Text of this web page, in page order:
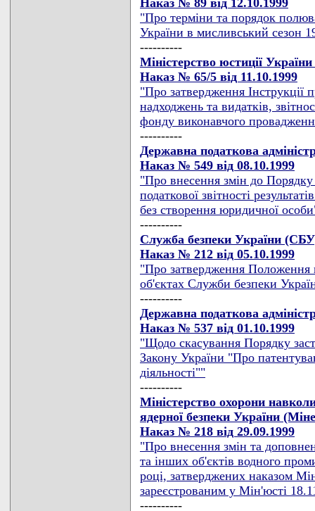
Наказ № 89 від 12.10.1999
"Про терміни та порядок
України в мисливський сезон
----------
Міністерство юстиції
Наказ № 65/5 від 11.10.1999
"Про затвердження Інструкції
надходжень та видатків,
фонду виконавчого
----------
Державна податкова
Наказ № 549 від 08.10.1999
"Про внесення змін до Порядку
податкової звітності
без створення юридичної
----------
Служба безпеки України
Наказ № 212 від 05.10.1999
"Про затвердження Положення
об'єктах Служби безпеки
----------
Державна податкова
Наказ № 537 від 01.10.1999
"Щодо скасування Порядку
Закону України "Про
діяльності""
----------
Міністерство охорони
ядерної безпеки України
Наказ № 218 від 29.09.1999
"Про внесення змін та
та інших об'єктів водного
році, затверджених наказом
зареєстрованим у Мін'юсті
----------